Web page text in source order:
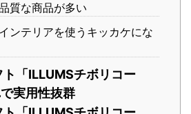
質な商品が多い
ンテリアを使うキッカケにな
ト「ILLUMSチボリコー
実用性抜群